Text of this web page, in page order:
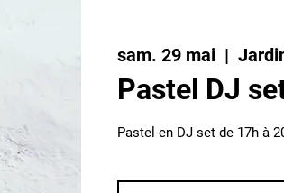
sam. 29 mai
  |
Pastel DJ